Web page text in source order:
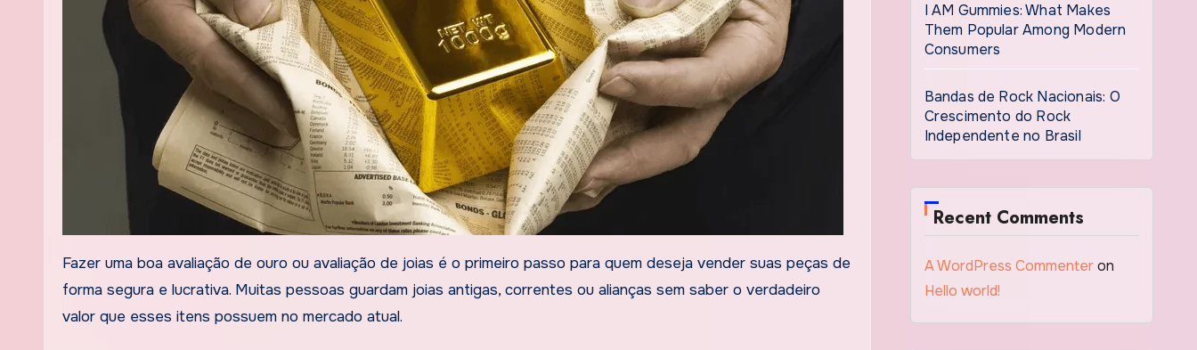
Fazer uma boa avaliação de ouro ou avaliação de joias é o primeiro passo para quem deseja vender suas peças de
forma segura e lucrativa. Muitas pessoas guardam joias antigas, correntes ou alianças sem saber o verdadeiro
valor que esses itens possuem no mercado atual.
I AM Gummies: What Makes
Them Popular Among Modern
Consumers
Bandas de Rock Nacionais: O
Crescimento do Rock
Independente no Brasil
Recent Comments
A WordPress Commenteron
Hello world!